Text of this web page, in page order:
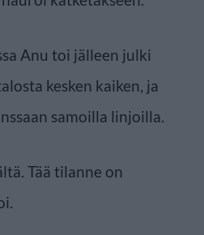
Anu toi jälleen julki
kesken kaiken, ja
samoilla linjoilla.
Tää tilanne on